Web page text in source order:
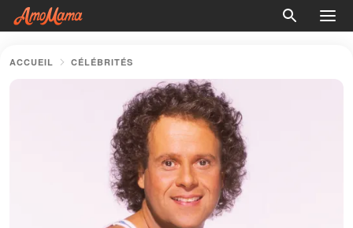
ACCUEIL CÉLÉBRITÉS